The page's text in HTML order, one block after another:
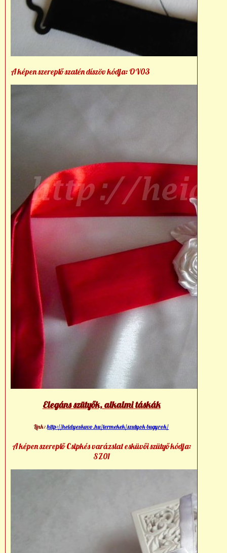
A képen szereplő szatén díszöv kódja: OV03
Elegáns szütyők, alkalmi táskák
Link:http://heidyeskuvo.hu/termekek/szutyok-bugyrok/
A képen szereplő Csipkés varázslat esküvői szütyő kódja:
SZ01